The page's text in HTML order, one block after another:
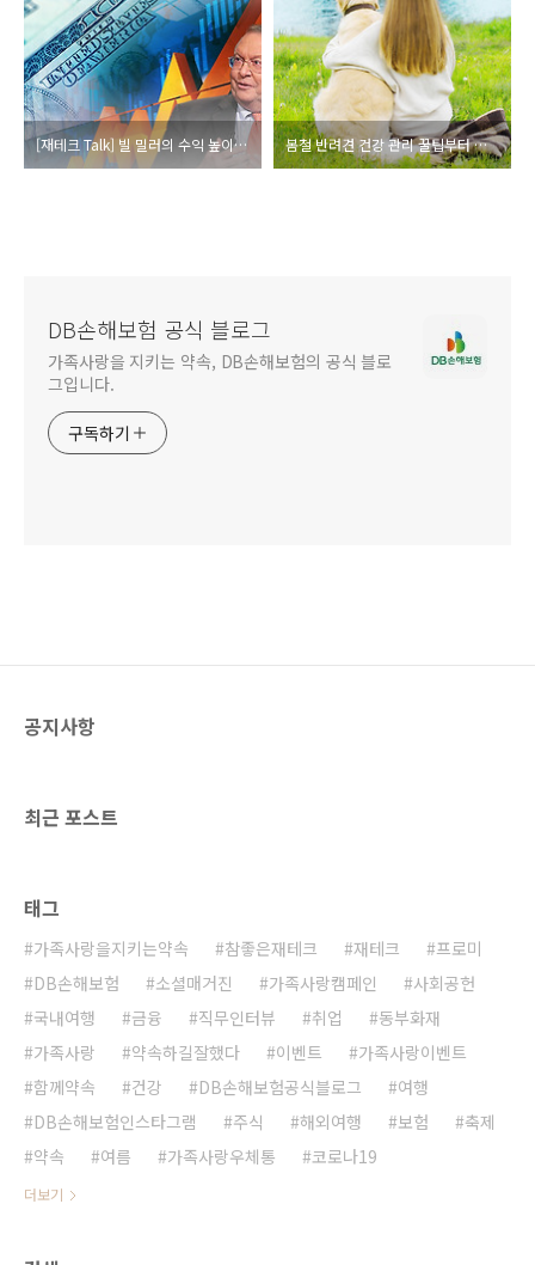
[재테크 Talk] 빌 밀러의 수익 높이는 기술주 투자 전략 봄철 반려견 건강 관리 꿀팁부터 봄나들이 산책 명소 추천까지 총정리!
DB손해보험 공식 블로그
가족사랑을 지키는 약속, DB손해보험의 공식 블로
그입니다.
구독하기
공지사항
최근 포스트
태그
가족사랑을지키는약속 참좋은재테크 재테크
프로미
DB손해보험
소셜매거진 가족사랑캠페인
사회공헌
국내여행
금융 직무인터뷰 취업
동부화재
가족사랑
약속하길잘했다 이벤트
가족사랑이벤트
함께약속
건강 DB손해보험공식블로그
여행
DB손해보험인스타그램
주식 해외여행 보험
축제
약속
여름 가족사랑우체통 코로나19
더보기